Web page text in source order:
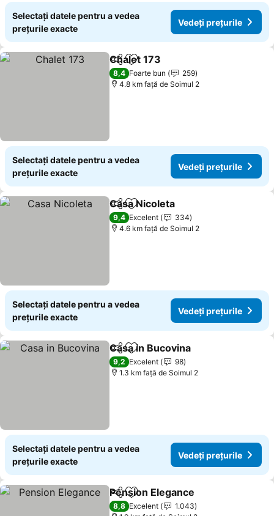
Selectați datele pentru a vedea
prețurile exacte
Vedeți prețurile
DistribuițiAdăugaţi la favorite
Chalet 173
8,4 Foarte bun
259
4.8 km faţă de Soimul 2
Selectați datele pentru a vedea
prețurile exacte
Vedeți prețurile
DistribuițiAdăugaţi la favorite
Casa Nicoleta
9,4 Excelent
334
4.6 km faţă de Soimul 2
Selectați datele pentru a vedea
prețurile exacte
Vedeți prețurile
DistribuițiAdăugaţi la favorite
Casa in Bucovina
9,2 Excelent
98
1.3 km faţă de Soimul 2
Selectați datele pentru a vedea
prețurile exacte
Vedeți prețurile
DistribuițiAdăugaţi la favorite
Pension Elegance
8,8 Excelent
1.043